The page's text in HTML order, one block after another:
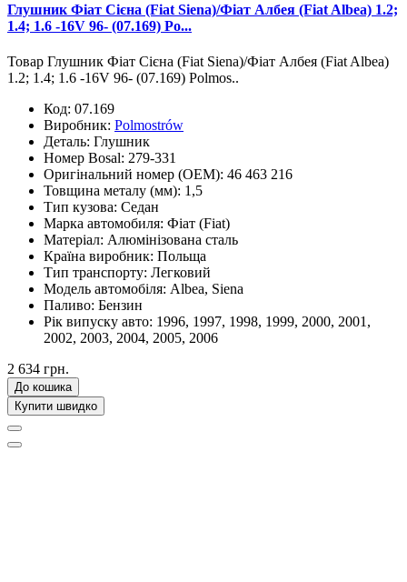
Глушник Фіат Сієна (Fiat Siena)/Фіат Албея (Fiat Albea) 1.2;
1.4; 1.6 -16V 96- (07.169) Po...
Товар Глушник Фіат Сієна (Fiat Siena)/Фіат Албея (Fiat Albea)
1.2; 1.4; 1.6 -16V 96- (07.169) Polmos..
Код: 07.169
Виробник: Polmostrów
Деталь: Глушник
Номер Bosal: 279-331
Оригінальний номер (OEM): 46 463 216
Товщина металу (мм): 1,5
Тип кузова: Седан
Марка автомобиля: Фіат (Fiat)
Матеріал: Алюмінізована сталь
Країна виробник: Польща
Тип транспорту: Легковий
Модель автомобіля: Albea, Siena
Паливо: Бензин
Рік випуску авто: 1996, 1997, 1998, 1999, 2000, 2001,
2002, 2003, 2004, 2005, 2006
2 634 грн.
До кошика
Купити швидко